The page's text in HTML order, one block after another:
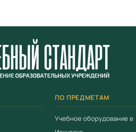
ПО ПРЕДМЕТАМ
Учебное оборудование в